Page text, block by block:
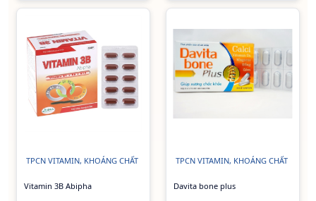
TPCN VITAMIN, KHOÁNG CHẤT
Vitamin 3B Abipha
TPCN VITAMIN, KHOÁNG CHẤT
Davita bone plus